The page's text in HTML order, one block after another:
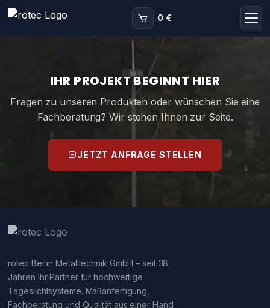
0 €
IHR PROJEKT BEGINNT HIER
Fragen zu unseren Produkten oder wünschen Sie eine
Fachberatung? Wir stehen Ihnen zur Seite.
JETZT ANFRAGE STELLEN
rotec Berlin Metalltechnik GmbH – seit 38
Jahren Ihr Partner für hochwertige
Tageslichtsysteme. Maßanfertigung,
Fachberatung und Qualität aus einer Hand.